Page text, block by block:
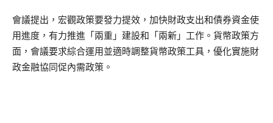
會議提出，宏觀政策要發力提效，加快財政支出和債券資金使
用進度，有力推進「兩重」建設和「兩新」工作。貨幣政策方
面，會議要求綜合運用並適時調整貨幣政策工具，優化實施財
政金融協同促內需政策。